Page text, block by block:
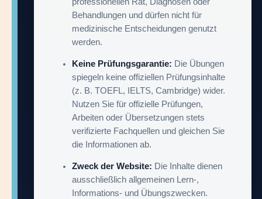
Behandlungen und dürfen nicht für
medizinische Entscheidungen genutzt
werden.
Keine Prüfungsgarantie: Die Übungen
spiegeln keine offiziellen Prüfungsinhalte
(z. B. TOEFL, IELTS, Cambridge) wider.
Nutzen Sie für offizielle Prüfungen,
Arbeiten oder Übersetzungen stets
verifizierte Fachquellen und gleichen Sie
die Informationen ab.
Zweck der Website: Die Inhalte dienen
ausschließlich allgemeinen Lern-,
Informations- und Übungszwecken.